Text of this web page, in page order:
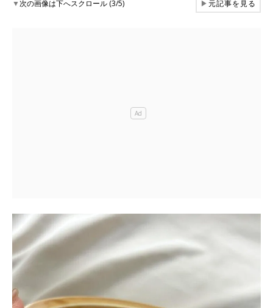
▼次の画像は下へスクロール (3/5) ▶元記事を見る